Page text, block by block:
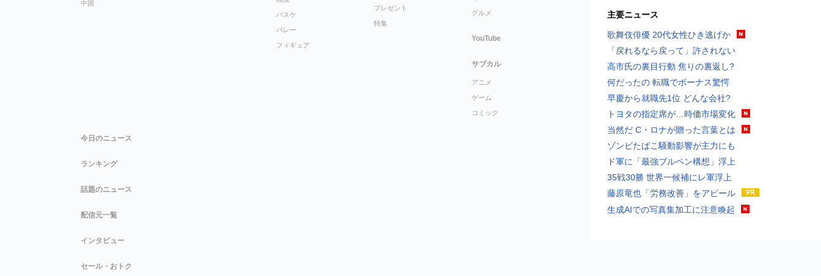
主要ニュース
歌舞伎俳優 20代女性ひき逃げか
「戻れるなら戻って」許されない
高市氏の裏目行動 焦りの裏返し?
何だったの 転職でボーナス驚愕
早慶から就職先1位 どんな会社?
トヨタの指定席が…時価市場変化
当然だ C・ロナが贈った言葉とは
ゾンビたばこ騒動影響が主力にも
ド軍に「最強ブルペン構想」浮上
35戦30勝 世界一候補にレ軍浮上
藤原竜也「労務改善」をアピール
生成AIでの写真集加工に注意喚起
中国
バスケ
バレー
フィギュア
プレゼント
特集
グルメ
YouTube
サブカル
アニメ
ゲーム
コミック
今日のニュース
ランキング
話題のニュース
配信元一覧
インタビュー
セール・おトク